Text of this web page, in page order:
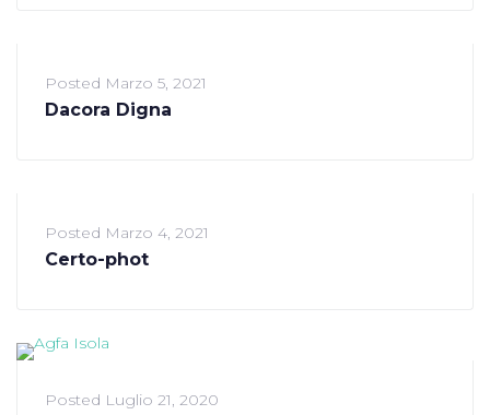
Posted Marzo 5, 2021
Dacora Digna
Posted Marzo 4, 2021
Certo-phot
Posted Luglio 21, 2020